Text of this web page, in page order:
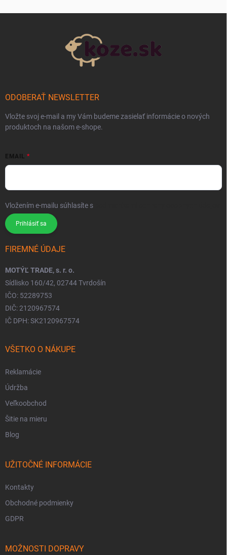
ODOBERAŤ NEWSLETTER
Vložte svoj e-mail a my Vám budeme zasielať informácie o nových
produktoch na našom e-shope.
EMAIL
Vložením e-mailu súhlasíte s
Prihlásiť sa
FIREMNÉ ÚDAJE
MOTÝĽ TRADE, s. r. o.
Sídlisko 160/42, 02744 Tvrdošín
IČO: 52289753
DIČ: 2120967574
IČ DPH: SK2120967574
VŠETKO O NÁKUPE
Reklamácie
Údržba
Veľkoobchod
Šitie na mieru
Blog
UŽITOČNÉ INFORMÁCIE
Kontakty
Obchodné podmienky
GDPR
MOŽNOSTI DOPRAVY